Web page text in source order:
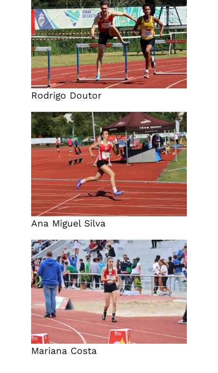
Rodrigo Doutor
Ana Miguel Silva
Mariana Costa